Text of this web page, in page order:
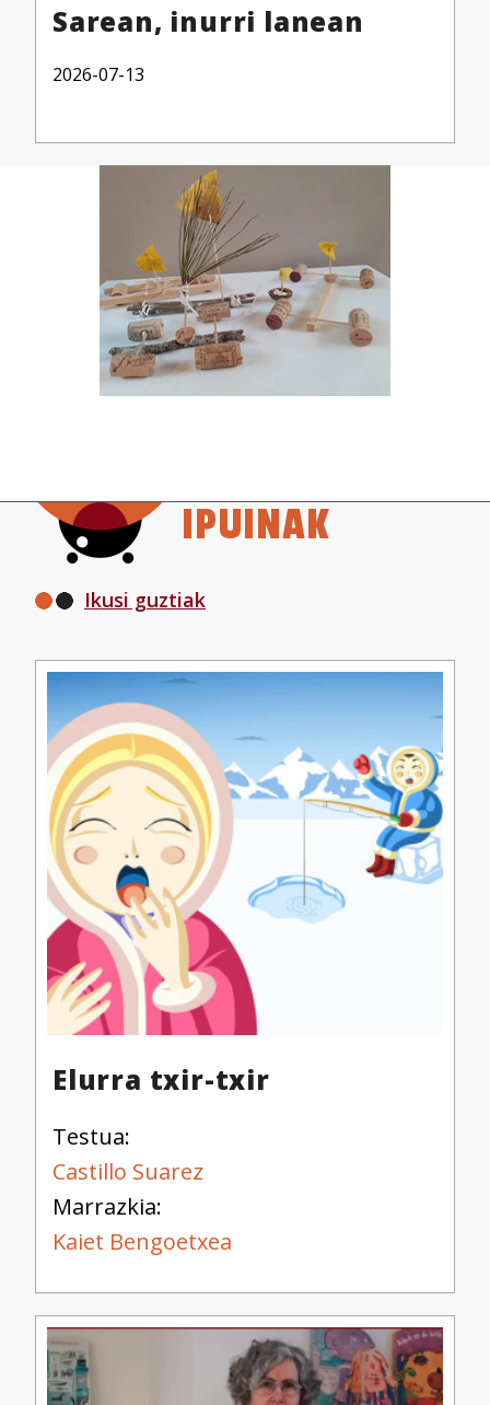
Sarean, inurri lanean
2026-07-13
IPUINAK
Ikusi guztiak
Elurra txir-txir
Testua:
Castillo Suarez
Marrazkia:
Kaiet Bengoetxea